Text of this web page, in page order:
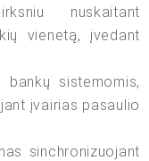
nuskaitant
vienetą, įvedant
sistemomis,
įvairias pasaulio
sinchronizuojant